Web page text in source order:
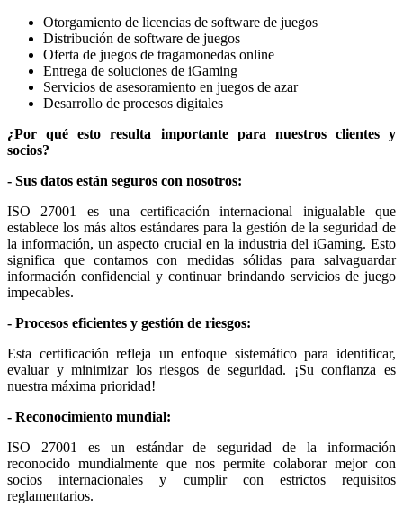
Otorgamiento de licencias de software de juegos
Distribución de software de juegos
Oferta de juegos de tragamonedas online
Entrega de soluciones de iGaming
Servicios de asesoramiento en juegos de azar
Desarrollo de procesos digitales
¿Por qué esto resulta importante para nuestros clientes y
socios?
- Sus datos están seguros con nosotros:
ISO 27001 es una certificación internacional inigualable que
establece los más altos estándares para la gestión de la seguridad de
la información, un aspecto crucial en la industria del iGaming. Esto
significa que contamos con medidas sólidas para salvaguardar
información confidencial y continuar brindando servicios de juego
impecables.
- Procesos eficientes y gestión de riesgos:
Esta certificación refleja un enfoque sistemático para identificar,
evaluar y minimizar los riesgos de seguridad. ¡Su confianza es
nuestra máxima prioridad!
- Reconocimiento mundial:
ISO 27001 es un estándar de seguridad de la información
reconocido mundialmente que nos permite colaborar mejor con
socios internacionales y cumplir con estrictos requisitos
reglamentarios.